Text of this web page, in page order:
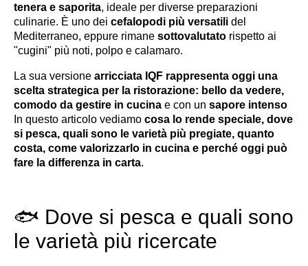
tenera e saporita, ideale per diverse preparazioni
culinarie. È uno dei cefalopodi più versatili del
Mediterraneo, eppure rimane sottovalutato rispetto ai
"cugini" più noti, polpo e calamaro.
La sua versione arricciata IQF rappresenta oggi una
scelta strategica per la ristorazione: bello da vedere,
comodo da gestire in cucina e con un sapore intenso
In questo articolo vediamo cosa lo rende speciale, dove
si pesca, quali sono le varietà più pregiate, quanto
costa, come valorizzarlo in cucina e perché oggi può
fare la differenza in carta.
🐟 Dove si pesca e quali sono
le varietà più ricercate